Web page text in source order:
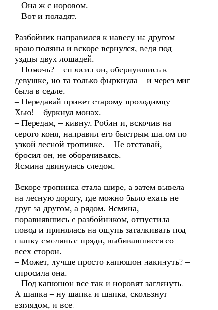
– Она ж с норовом.
– Вот и поладят.
Разбойник направился к навесу на другом
краю поляны и вскоре вернулся, ведя под
уздцы двух лошадей.
– Помочь? – спросил он, обернувшись к
девушке, но та только фыркнула – и через миг
была в седле.
– Передавай привет старому проходимцу
Хью! – буркнул монах.
– Передам, – кивнул Робин и, вскочив на
серого коня, направил его быстрым шагом по
узкой лесной тропинке. – Не отставай, –
бросил он, не оборачиваясь.
Ясмина двинулась следом.
Вскоре тропинка стала шире, а затем вывела
на лесную дорогу, где можно было ехать не
друг за другом, а рядом. Ясмина,
поравнявшись с разбойником, отпустила
повод и принялась на ощупь заталкивать под
шапку смоляные пряди, выбивавшиеся со
всех сторон.
– Может, лучше просто капюшон накинуть? –
спросила она.
– Под капюшон все так и норовят заглянуть.
А шапка – ну шапка и шапка, скользнут
взглядом, и все.